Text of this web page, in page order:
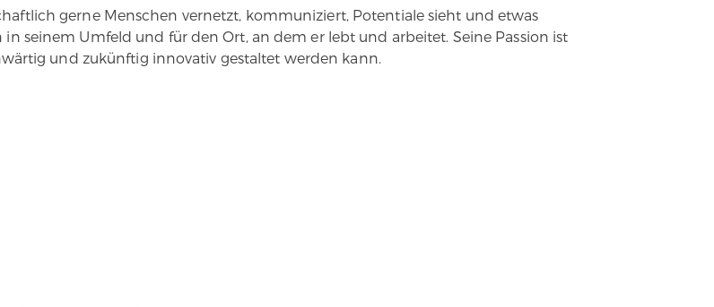
gerne Menschen vernetzt, kommuniziert, Potentiale sieht und etwas
seinem Umfeld und für den Ort, an dem er lebt und arbeitet. Seine Passion ist
und zukünftig innovativ gestaltet werden kann.